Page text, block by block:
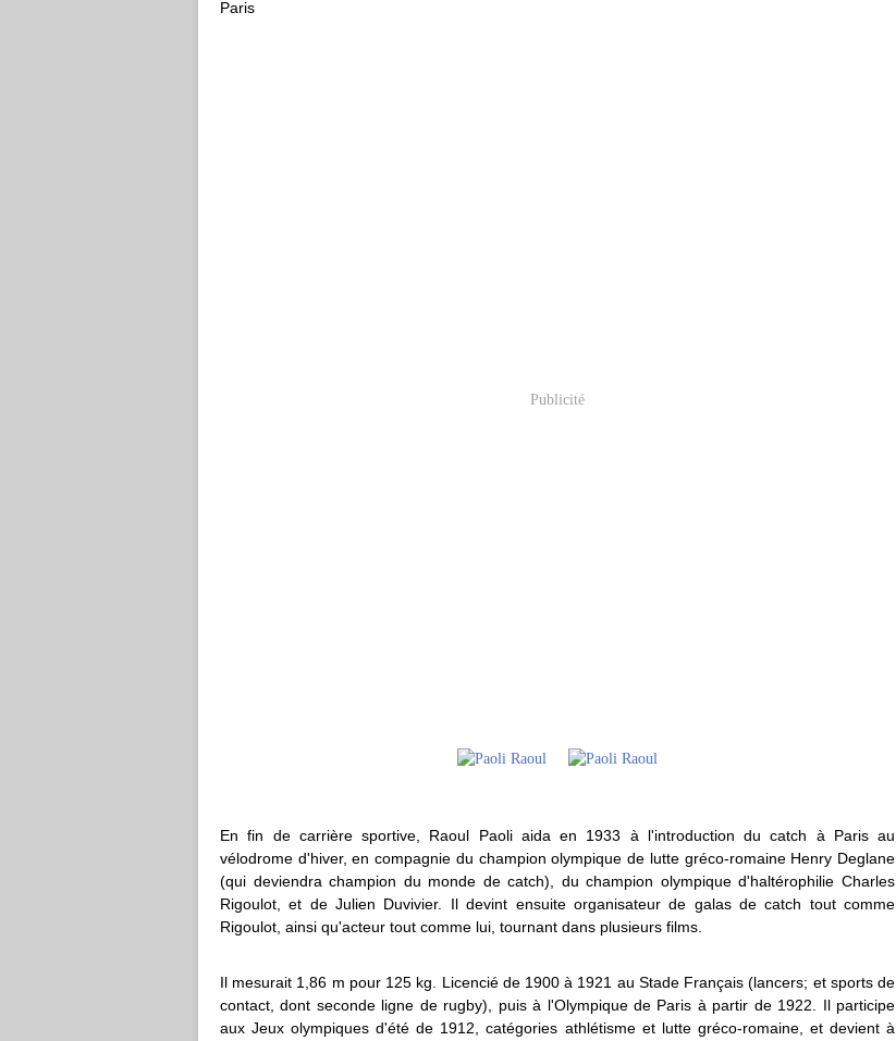
Paris
Publicité
En fin de carrière sportive, Raoul Paoli aida en 1933 à l'introduction du catch à Paris au
vélodrome d'hiver, en compagnie du champion olympique de lutte gréco-romaine Henry Deglane
(qui deviendra champion du monde de catch), du champion olympique d'haltérophilie Charles
Rigoulot, et de Julien Duvivier. Il devint ensuite organisateur de galas de catch tout comme
Rigoulot, ainsi qu'acteur tout comme lui, tournant dans plusieurs films.
Il mesurait 1,86 m pour 125 kg. Licencié de 1900 à 1921 au Stade Français (lancers; et sports de
contact, dont seconde ligne de rugby), puis à l'Olympique de Paris à partir de 1922. Il participe
aux Jeux olympiques d'été de 1912, catégories athlétisme et lutte gréco-romaine, et devient à